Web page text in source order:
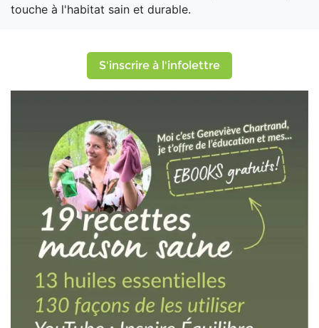
touche à l'habitat sain et durable.
S'inscrire à l'infolettre